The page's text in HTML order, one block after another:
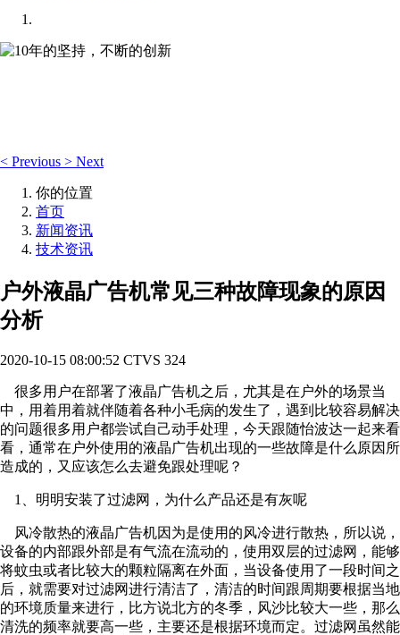
< Previous > Next
你的位置
首页
新闻资讯
技术资讯
户外液晶广告机常见三种故障现象的原因
分析
2020-10-15 08:00:52 CTVS 324
很多用户在部署了液晶广告机之后，尤其是在户外的场景当
中，用着用着就伴随着各种小毛病的发生了，遇到比较容易解决
的问题很多用户都尝试自己动手处理，今天跟随怡波达一起来看
看，通常在户外使用的液晶广告机出现的一些故障是什么原因所
造成的，又应该怎么去避免跟处理呢？
1、明明安装了过滤网，为什么产品还是有灰呢
风冷散热的液晶广告机因为是使用的风冷进行散热，所以说，
设备的内部跟外部是有气流在流动的，使用双层的过滤网，能够
将蚊虫或者比较大的颗粒隔离在外面，当设备使用了一段时间之
后，就需要对过滤网进行清洁了，清洁的时间跟周期要根据当地
的环境质量来进行，比方说北方的冬季，风沙比较大一些，那么
清洗的频率就要高一些，主要还是根据环境而定。过滤网虽然能